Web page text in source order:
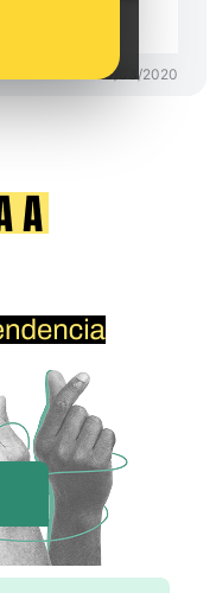
10/03/2020